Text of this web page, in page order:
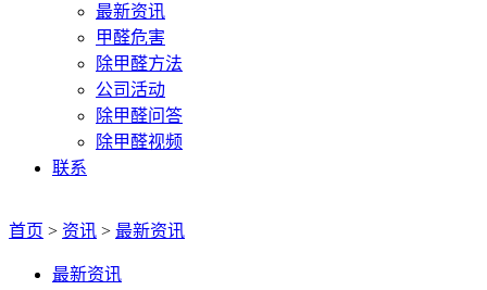
最新资讯
甲醛危害
除甲醛方法
公司活动
除甲醛问答
除甲醛视频
联系
首页 > 资讯 > 最新资讯
最新资讯